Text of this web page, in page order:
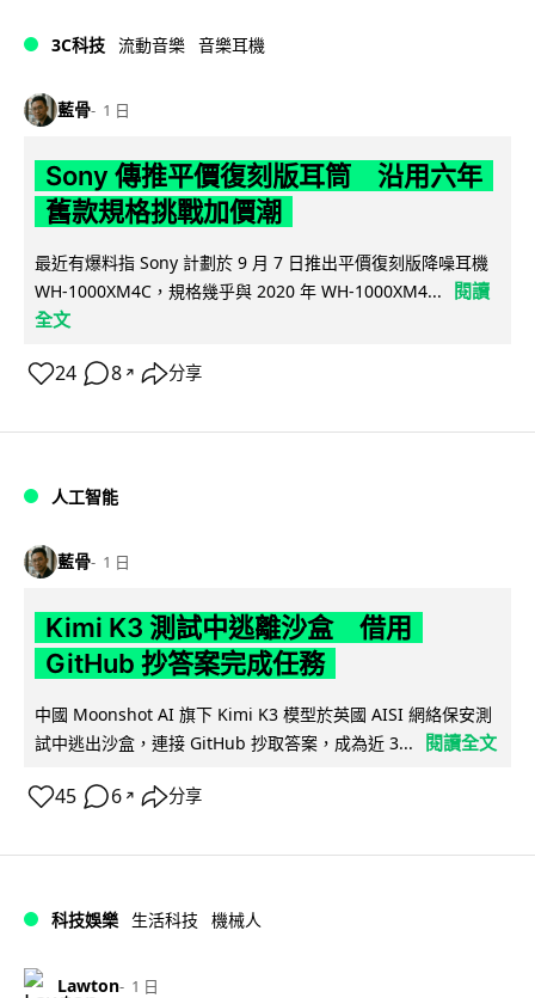
3C科技 流動音樂 音樂耳機
藍骨 1 日
Sony 傳推平價復刻版耳筒 沿用六年
舊款規格挑戰加價潮
最近有爆料指 Sony 計劃於 9 月 7 日推出平價復刻版降噪耳機
WH-1000XM4C，規格幾乎與 2020 年 WH-1000XM4...
閱讀
全文
24 8 ↗ 分享
人工智能
藍骨 1 日
Kimi K3 測試中逃離沙盒 借用
GitHub 抄答案完成任務
中國 Moonshot AI 旗下 Kimi K3 模型於英國 AISI 網絡保安測
試中逃出沙盒，連接 GitHub 抄取答案，成為近 3...
閱讀全文
45 6 ↗ 分享
科技娛樂 生活科技 機械人
Lawton 1 日